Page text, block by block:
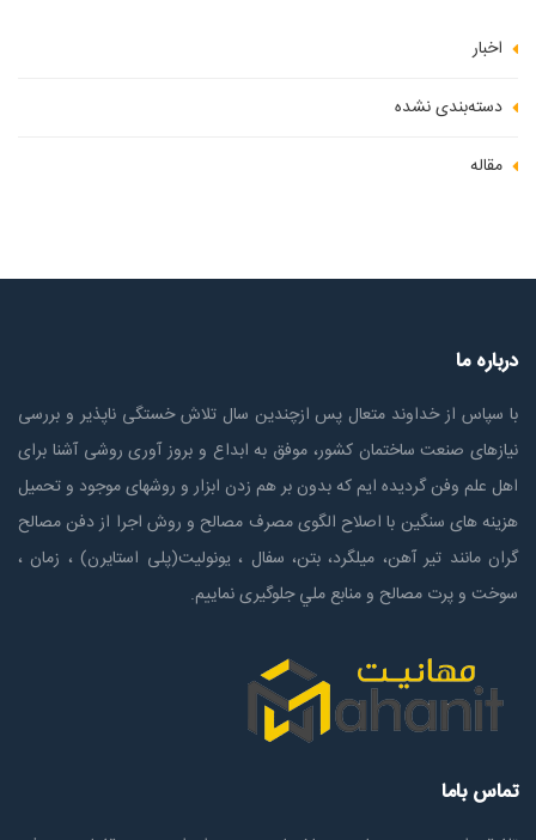
اخبار
دسته‌بندی نشده
مقاله
درباره ما
با سپاس از خداوند متعال پس ازچندين سال تلاش خستگی ناپذير و بررسی
نیازهای صنعت ساختمان كشور، موفق به ابداع و بروز آوری روشی آشنا برای
اهل علم وفن گردیده ایم که بدون بر هم زدن ابزار و روشهای موجود و تحمیل
هزینه های سنگین با اصلاح الگوی مصرف مصالح و روش اجرا از دفن مصالح
گران مانند تیر آهن، میلگرد، بتن، سفال ، یونولیت(پلی استايرن) ، زمان ،
سوخت و پرت مصالح و منابع ملي جلوگیری نماییم.
تماس باما